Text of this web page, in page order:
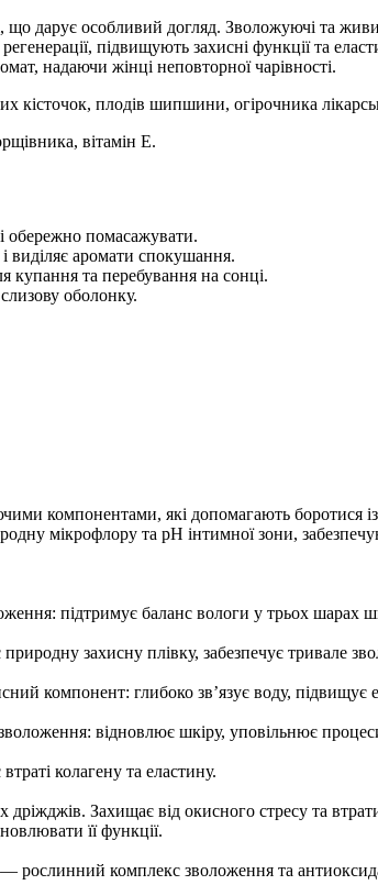
що дарує особливий догляд. Зволожуючі та
підвищують захисні функції та
надаючи жінці неповторної чарівності.
кісточок, плодів шипшини, огірочника
вітамін Е.
обережно помасажувати.
виділяє аромати спокушання.
купання та перебування на сонці.
оболонку.
компонентами, які допомагають боротися
мікрофлору та pH інтимної зони,
підтримує баланс вологи у трьох шарах
захисну плівку, забезпечує тривале
компонент: глибоко зв’язує воду, підвищує
відновлює шкіру, уповільнює
колагену та еластину.
дріжджів. Захищає від окисного стресу та
її функції.
комплекс зволоження та